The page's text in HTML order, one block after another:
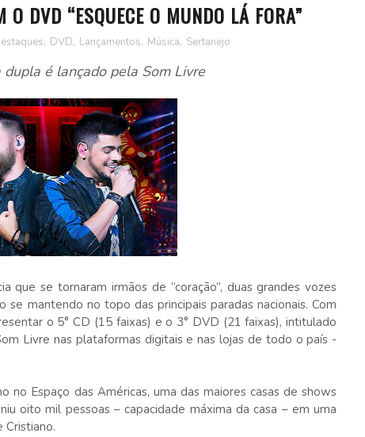
DVD “ESQUECE O MUNDO LÁ FORA”
, DVD, Lançamentos, Música, Sertanejo
dupla é lançado pela Som Livre
que se tornaram irmãos de “coração”, duas grandes vozes
mantendo no topo das principais paradas nacionais. Com
o 5° CD (15 faixas) e o 3° DVD (21 faixas), intitulado
Livre nas plataformas digitais e nas lojas de todo o país -
no Espaço das Américas, uma das maiores casas de shows
oito mil pessoas – capacidade máxima da casa – em uma
Cristiano.